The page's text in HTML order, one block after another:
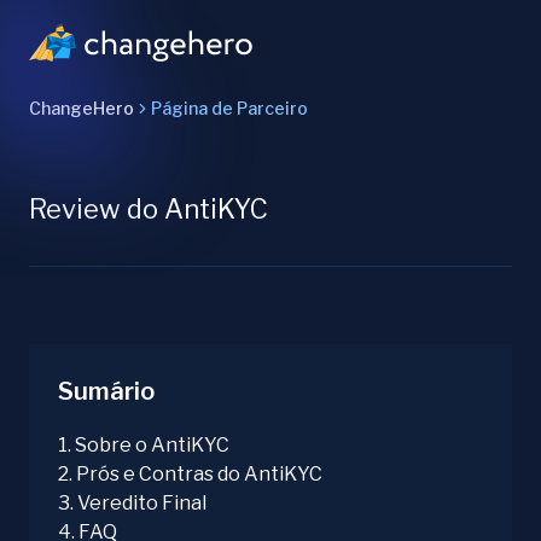
ChangeHero Página de Parceiro
Review do AntiKYC
Sumário
1. Sobre o AntiKYC
2. Prós e Contras do AntiKYC
3. Veredito Final
4. FAQ